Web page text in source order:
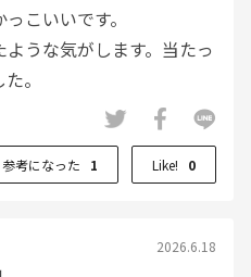
こいいです。
うな気がします。当たっ
。
参考になった 1 Like! 0
2026.6.18